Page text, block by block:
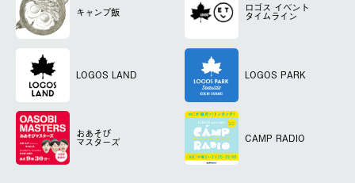
キャンプ飯 ロゴス イベント
タイムライン
LOGOS LAND LOGOS PARK
おあそび
マスターズ CAMP RADIO